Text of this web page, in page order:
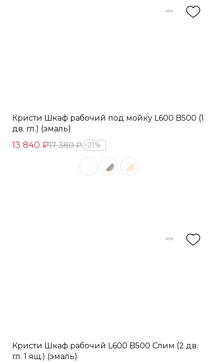
Кристи Шкаф рабочий под мойку L600 B500 (1
дв. гл.) (эмаль)
13 840 ₽17 380 ₽ 21%
Кристи Шкаф рабочий L600 B500 Слим (2 дв.
гл. 1 ящ.) (эмаль)